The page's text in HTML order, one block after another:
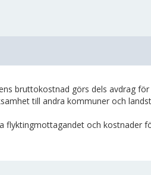
bruttokostnad görs dels avdrag
till andra kommuner och
flyktingmottagandet och kostnader